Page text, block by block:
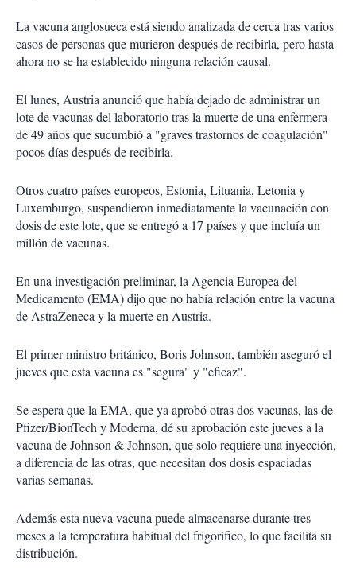
La vacuna anglosueca está siendo analizada de cerca tras varios
casos de personas que murieron después de recibirla, pero hasta
ahora no se ha establecido ninguna relación causal.
El lunes, Austria anunció que había dejado de administrar un
lote de vacunas del laboratorio tras la muerte de una enfermera
de 49 años que sucumbió a "graves trastornos de coagulación"
pocos días después de recibirla.
Otros cuatro países europeos, Estonia, Lituania, Letonia y
Luxemburgo, suspendieron inmediatamente la vacunación con
dosis de este lote, que se entregó a 17 países y que incluía un
millón de vacunas.
En una investigación preliminar, la Agencia Europea del
Medicamento (EMA) dijo que no había relación entre la vacuna
de AstraZeneca y la muerte en Austria.
El primer ministro británico, Boris Johnson, también aseguró el
jueves que esta vacuna es "segura" y "eficaz".
Se espera que la EMA, que ya aprobó otras dos vacunas, las de
Pfizer/BionTech y Moderna, dé su aprobación este jueves a la
vacuna de Johnson & Johnson, que solo requiere una inyección,
a diferencia de las otras, que necesitan dos dosis espaciadas
varias semanas.
Además esta nueva vacuna puede almacenarse durante tres
meses a la temperatura habitual del frigorífico, lo que facilita su
distribución.